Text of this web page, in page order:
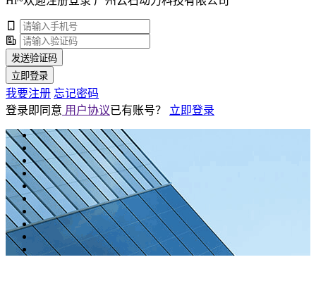
发送验证码
立即登录
我要注册 忘记密码
登录即同意 用户协议已有账号？ 立即登录